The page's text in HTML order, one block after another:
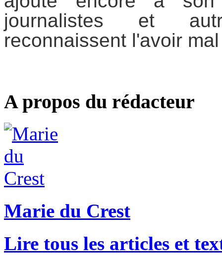
journalistes et
reconnaissent l'avoir
A propos du rédacteur
Marie du Crest
Lire tous les articles et